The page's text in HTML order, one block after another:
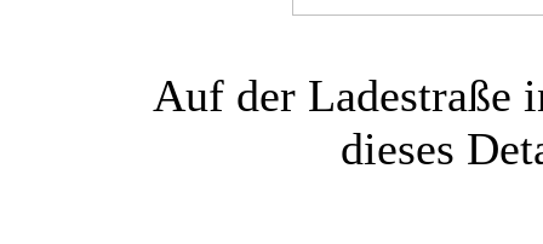
Auf der Ladestraße
dieses